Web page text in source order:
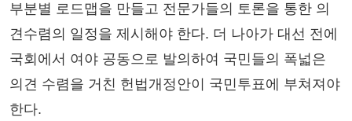
부분별 로드맵을 만들고 전문가들의 토론을 통한 의
견수렴의 일정을 제시해야 한다. 더 나아가 대선 전에
국회에서 여야 공동으로 발의하여 국민들의 폭넓은
의견 수렴을 거친 헌법개정안이 국민투표에 부쳐져야
한다.